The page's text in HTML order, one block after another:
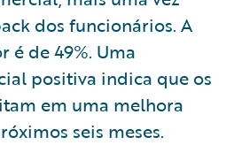
dos funcionários. A
é de 49%. Uma
positiva indica que os
em uma melhora
seis meses.